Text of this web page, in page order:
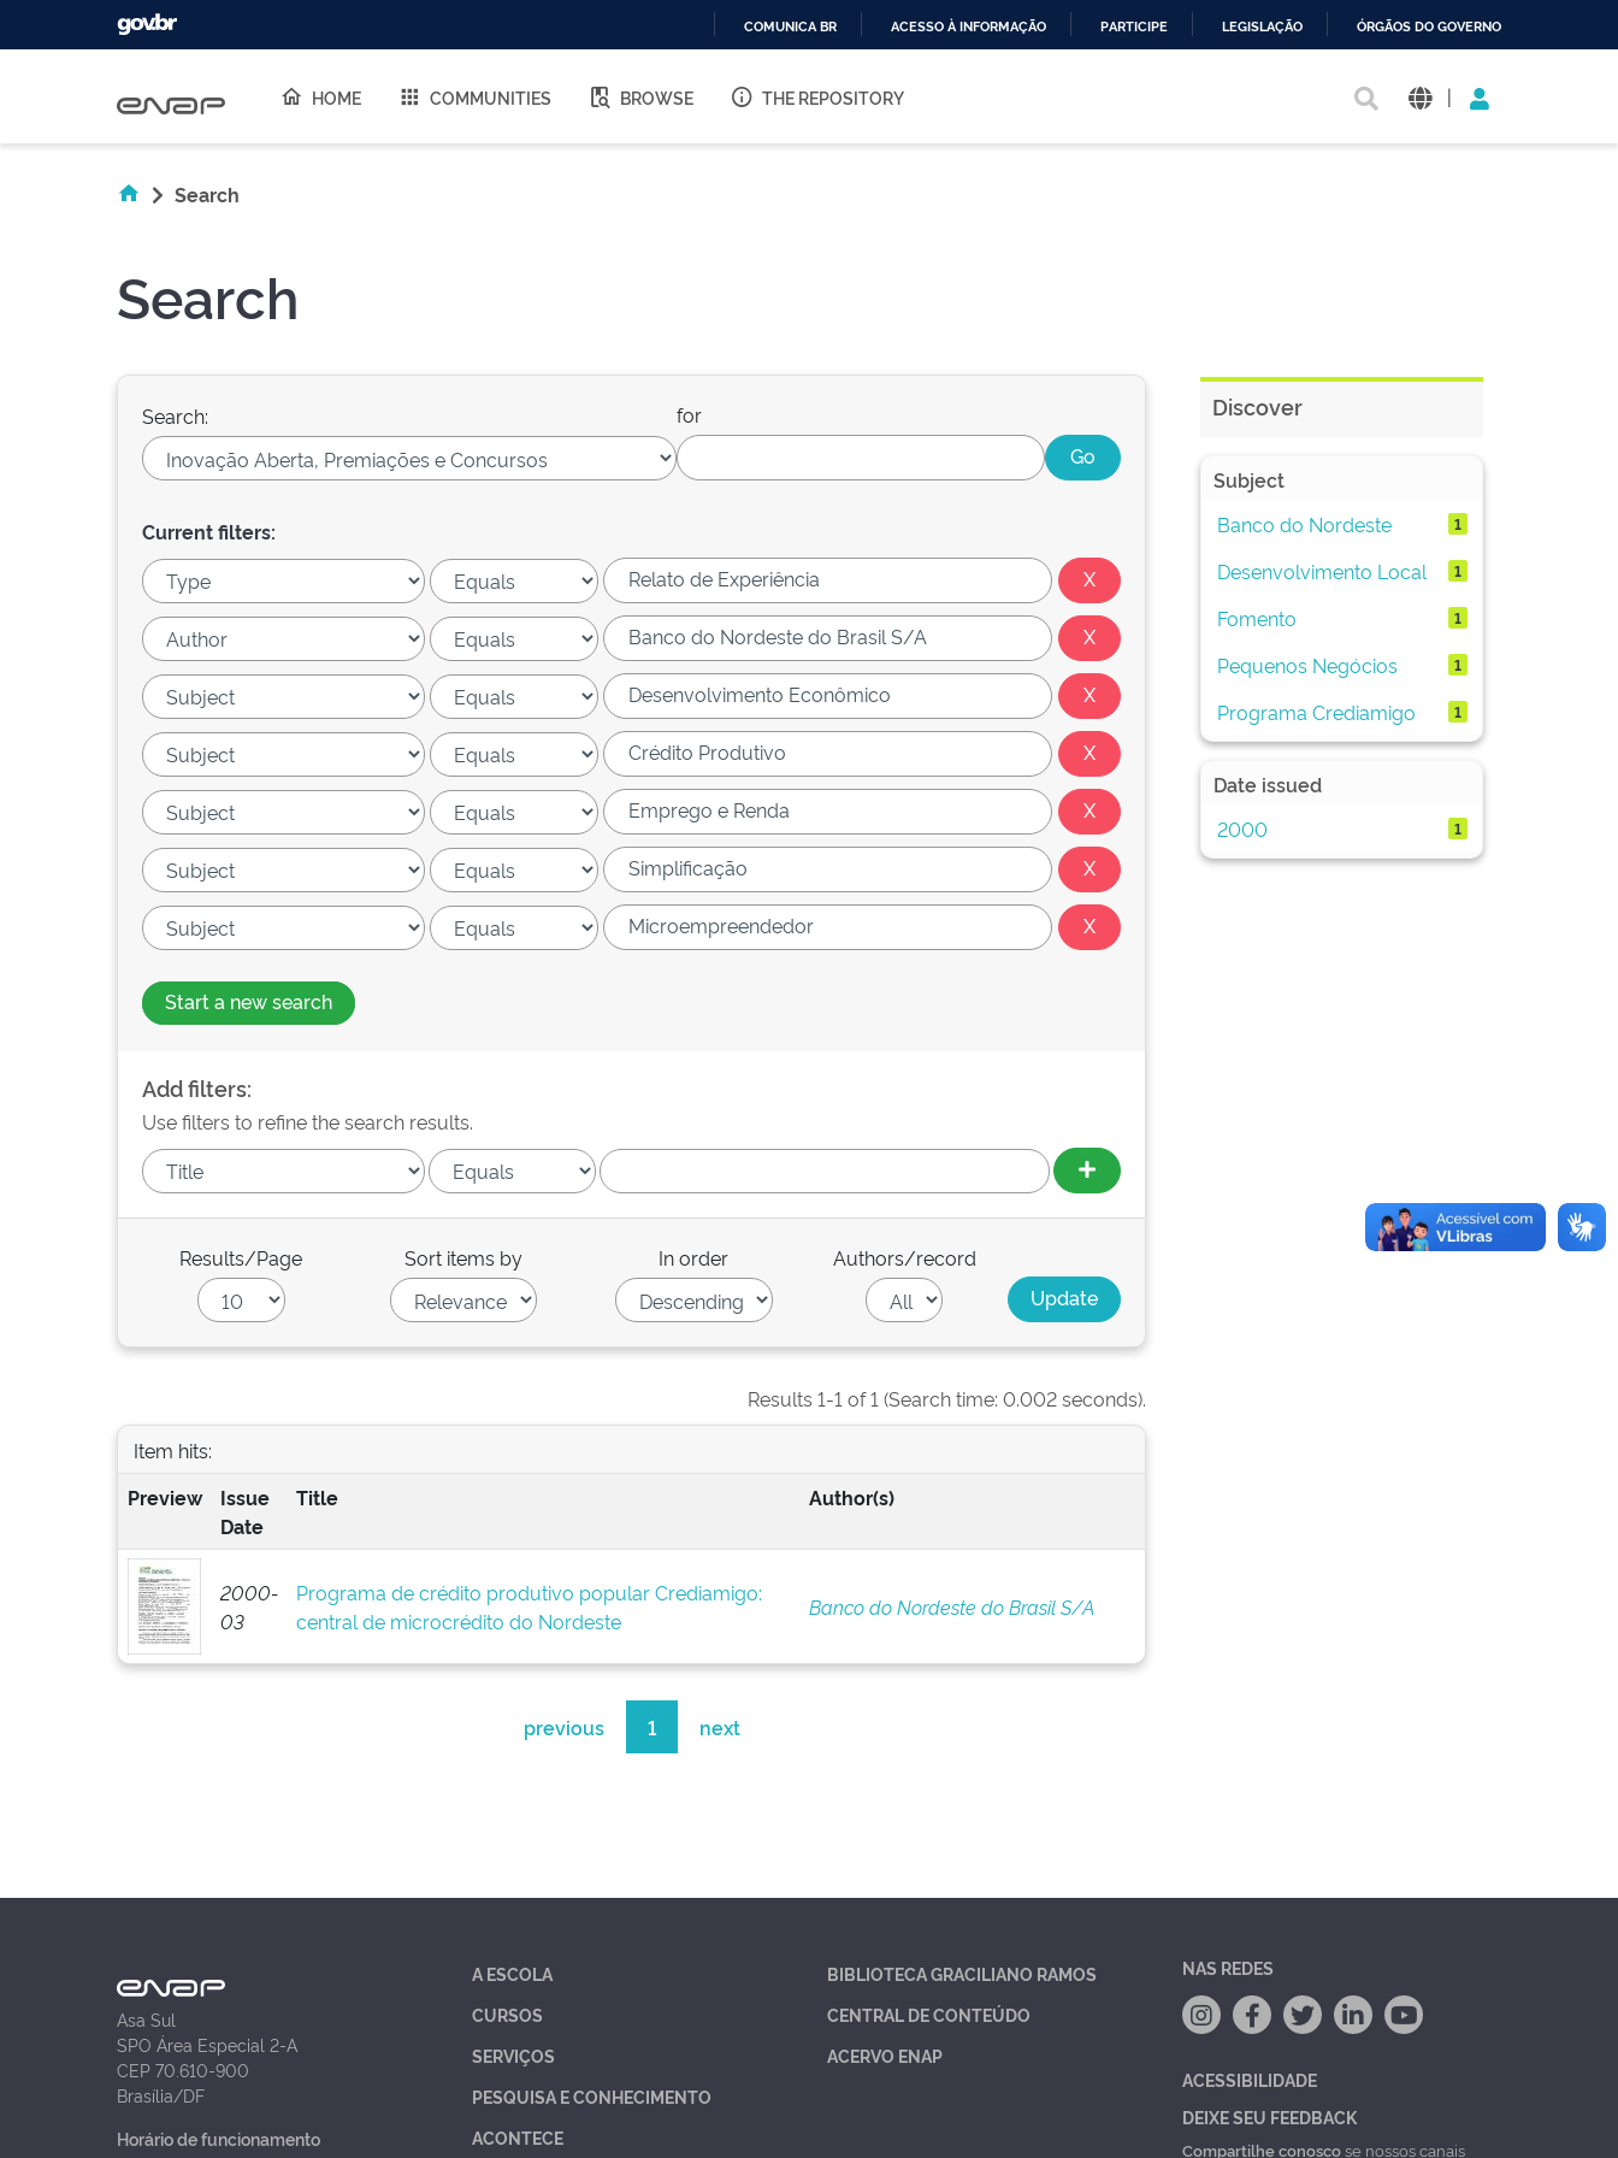
O
COMUNICA BR ACESSO À INFORMAÇÃO PARTICIPE LEGISLAÇÃO ÓRGÃOS DO GOVERNO
HOME COMMUNITIES BROWSE THE REPOSITORY |
Search
Search
Search: for
Current filters:
Start a new search
Add filters:
Use filters to refine the search results.
Results/Page Sort items by In order Authors/record
Results 1-1 of 1 (Search time: 0.002 seconds).
Item hits:
Preview
Issue
Date
Title Author(s)
2000-
03
Programa de crédito produtivo popular Crediamigo:
central de microcrédito do Nordeste
Banco do Nordeste do Brasil S/A
previous 1 next
Discover
Subject
Banco do Nordeste
1
Desenvolvimento Local 1
Fomento 1
Pequenos Negócios 1
Programa Crediamigo 1
Date issued
2000
1
Asa Sul
SPO Área Especial 2-A
CEP 70.610-900
Brasília/DF
Horário de funcionamento
A ESCOLA
CURSOS
SERVIÇOS
PESQUISA E CONHECIMENTO
ACONTECE
BIBLIOTECA GRACILIANO RAMOS
CENTRAL DE CONTEÚDO
ACERVO ENAP
NAS REDES
ACESSIBILIDADE
DEIXE SEU FEEDBACK
Compartilhe conoscose nossos canais